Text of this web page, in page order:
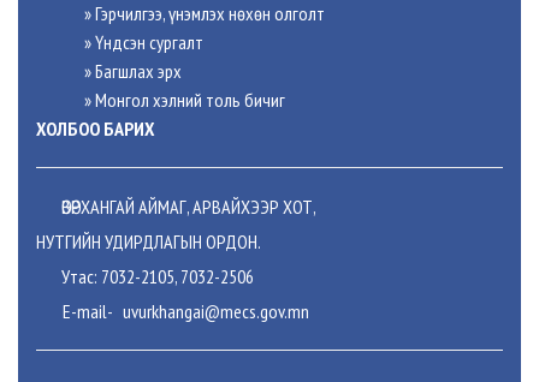
» Гэрчилгээ, үнэмлэх нөхөн олголт
» Үндсэн сургалт
» Багшлах эрх
»Монгол хэлний толь бичиг
ХОЛБОО БАРИХ
ӨВӨРХАНГАЙ АЙМАГ, АРВАЙХЭЭР ХОТ,
НУТГИЙН УДИРДЛАГЫН ОРДОН.
Утас: 7032-2105, 7032-2506
E-mail- uvurkhangai@mecs.gov.mn